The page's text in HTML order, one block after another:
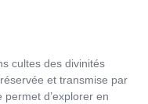
cultes des divinités
et transmise par
d’explorer en